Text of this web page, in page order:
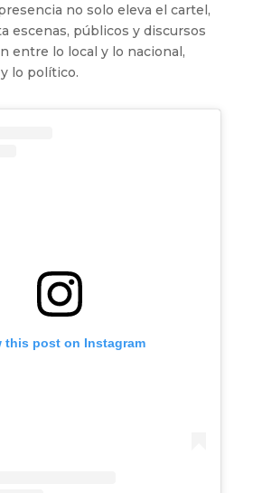
no solo eleva el cartel,
escenas, públicos y discursos
entre lo local y lo nacional,
lo político.
this post on Instagram